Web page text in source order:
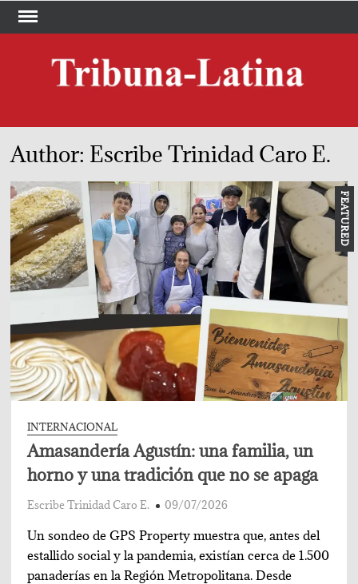
Skip
Author: Escribe Trinidad Caro E.
FEATURED
INTERNACIONAL
Amasandería Agustín: una familia, un
horno y una tradición que no se apaga
Escribe Trinidad Caro E. 09/07/2026
Un sondeo de GPS Property muestra que, antes del
estallido social y la pandemia, existían cerca de 1.500
panaderías en la Región Metropolitana. Desde